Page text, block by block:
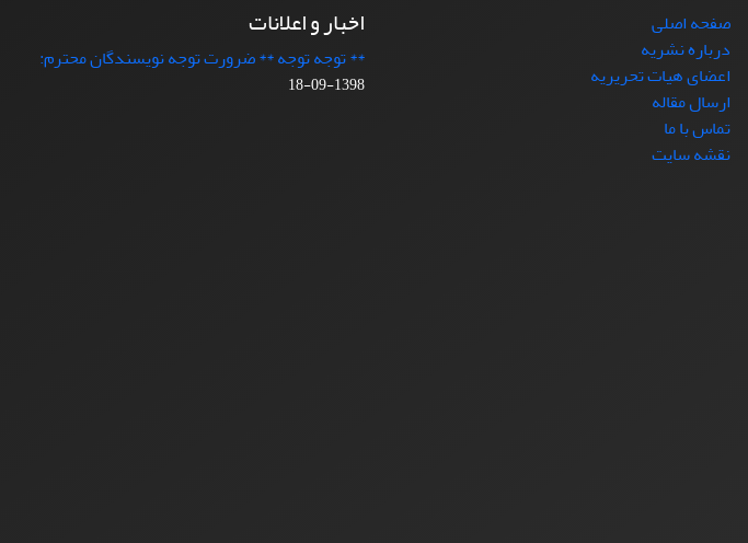
صفحه اصلی
درباره نشریه
اعضای هیات تحریریه
ارسال مقاله
تماس با ما
نقشه سایت
اخبار و اعلانات
** توجه توجه ** ضرورت توجه نویسندگان محترم:
1398-09-18